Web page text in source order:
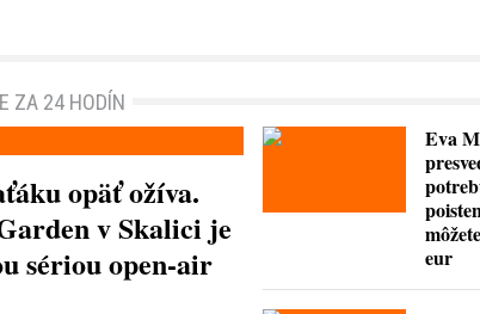
ZA 24 HODÍN
opäť ožíva.
v Skalici je
sériou open-air
Eva
eur